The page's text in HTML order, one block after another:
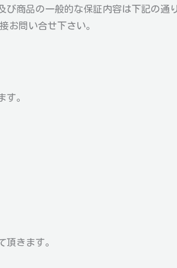
商品の一般的な保証内容は下記の通
問い合せ下さい。
。
きます。